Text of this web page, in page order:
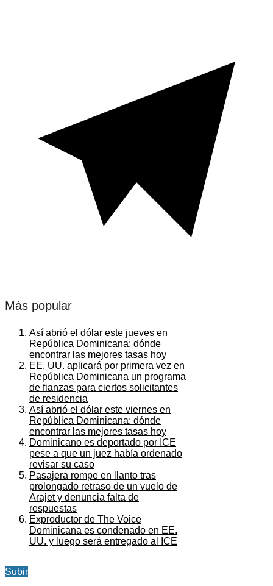
Más popular
Así abrió el dólar este jueves en
República Dominicana: dónde
encontrar las mejores tasas hoy
EE. UU. aplicará por primera vez en
República Dominicana un programa
de fianzas para ciertos solicitantes
de residencia
Así abrió el dólar este viernes en
República Dominicana: dónde
encontrar las mejores tasas hoy
Dominicano es deportado por ICE
pese a que un juez había ordenado
revisar su caso
Pasajera rompe en llanto tras
prolongado retraso de un vuelo de
Arajet y denuncia falta de
respuestas
Exproductor de The Voice
Dominicana es condenado en EE.
UU. y luego será entregado al ICE
Subir